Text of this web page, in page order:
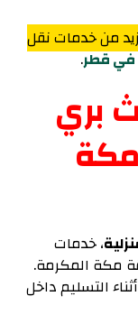
من خدمات نقل
في قطر.
بري
، خدمات
مكة المكرمة.
التسليم داخل